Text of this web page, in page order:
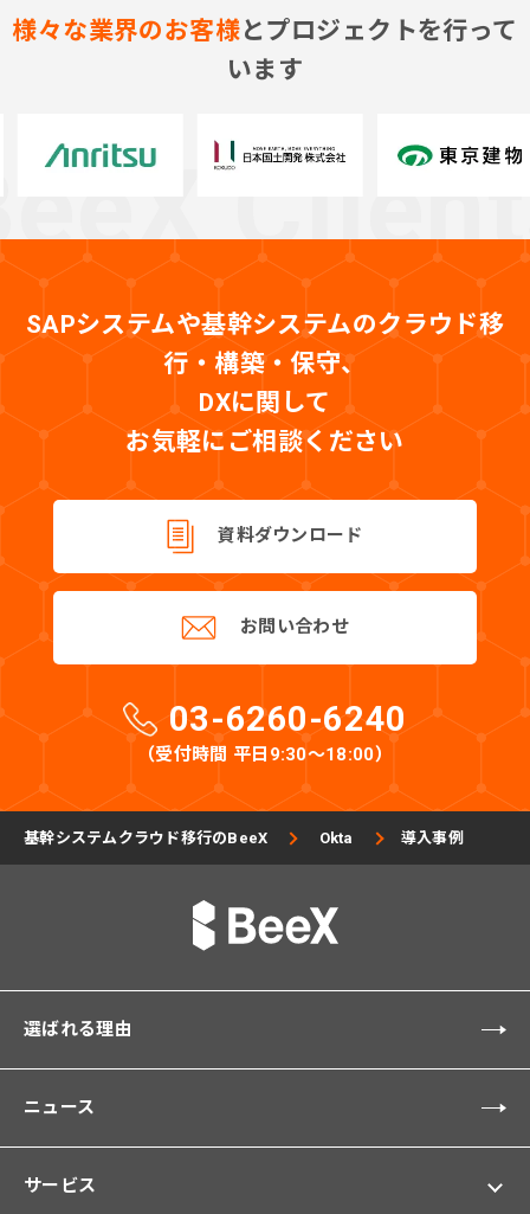
様々な業界のお客様とプロジェクトを行って
います
SAPシステムや基幹システムのクラウド移
行・構築・保守、
DXに関して
お気軽にご相談ください
資料ダウンロード
お問い合わせ
03-6260-6240
（受付時間 平日9:30〜18:00）
基幹システムクラウド移行のBeeX Okta 導入事例
選ばれる理由
ニュース
サービス